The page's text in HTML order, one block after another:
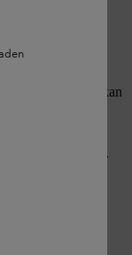
die alle vormen kan
moeten worden.